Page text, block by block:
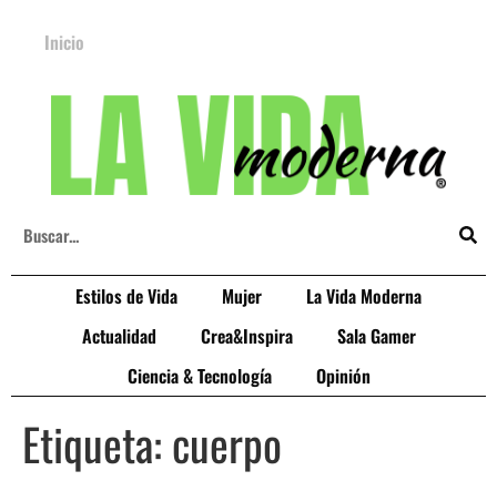
Inicio
Estilos de Vida Mujer
La Vida Moderna
Actualidad
Crea&Inspira
Sala Gamer
Ciencia & Tecnología
Opinión
Etiqueta:cuerpo